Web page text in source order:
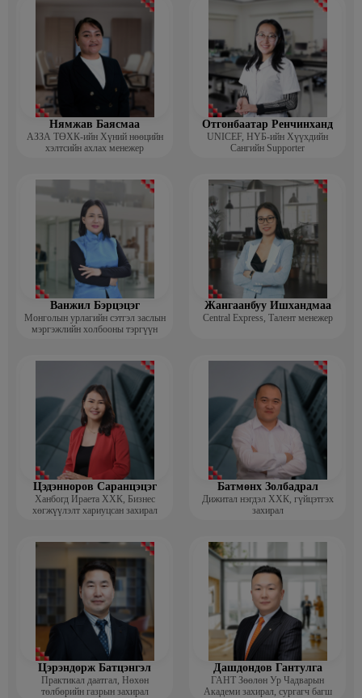
Нямжав Баясмаа
АЗЗА ТӨХК-ийн Хүний нөөцийн
хэлтсийн ахлах менежер
Отгонбаатар Ренчинханд
UNIСЕF, НҮБ-ийн Хүүхдийн
Сангийн Supporter
Ванжил Бэрцэцэг
Монголын урлагийн сэтгэл заслын
мэргэжлийн холбооны тэргүүн
Жангаанбуу Ишхандмаа
Central Express, Талент менежер
Цэдэнноров Саранцэцэг
Ханбогд Ираета ХХК, Бизнес
хөгжүүлэлт хариуцсан захирал
Батмөнх Золбадрал
Дижитал нэгдэл ХХК, гүйцэтгэх
захирал
Цэрэндорж Батцэнгэл
Практикал даатгал, Нөхөн
төлбөрийн газрын захирал
Дашдондов Гантулга
ГАНТ Зөөлөн Ур Чадварын
Академи захирал, сургагч багш